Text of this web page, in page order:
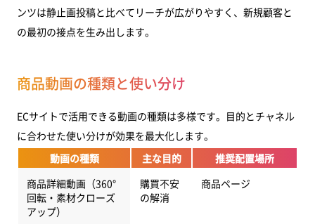
ンツは静止画投稿と比べてリーチが広がりやすく、新規顧客と
の最初の接点を生み出します。
商品動画の種類と使い分け
ECサイトで活用できる動画の種類は多様です。目的とチャネル
に合わせた使い分けが効果を最大化します。
動画の種類
主な目的
推奨配置場所
商品詳細動画（360°
回転・素材クローズ
アップ）
購買不安
の解消
商品ページ